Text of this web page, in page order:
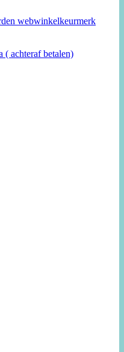
webwinkelkeurmerk
( achteraf betalen)